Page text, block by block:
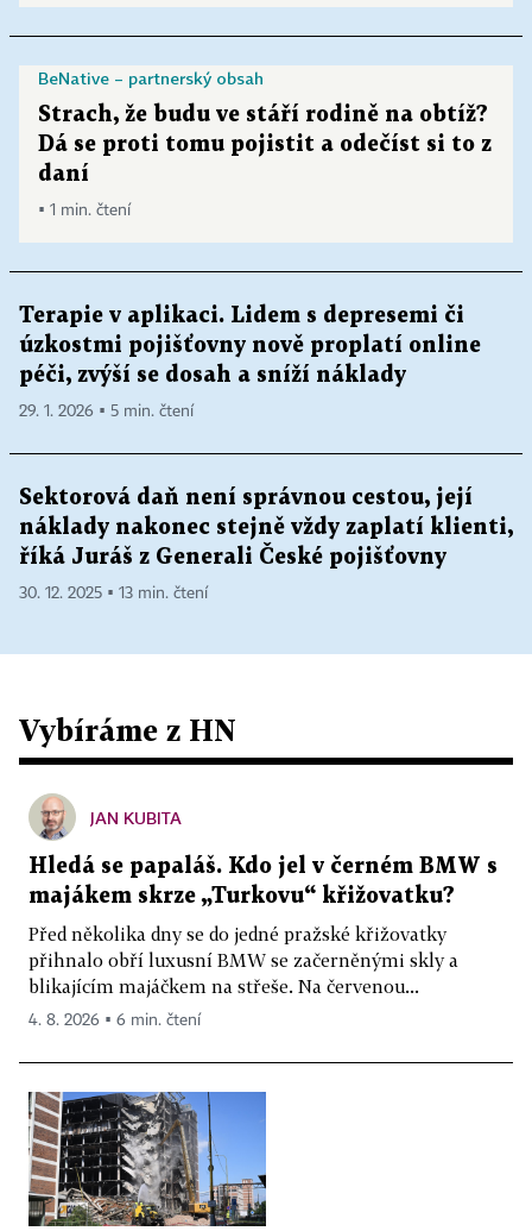
BeNative – partnerský obsah
Strach, že budu ve stáří rodině na obtíž?
Dá se proti tomu pojistit a odečíst si to z
daní
▪ 1 min. čtení
Terapie v aplikaci. Lidem s depresemi či
úzkostmi pojišťovny nově proplatí online
péči, zvýší se dosah a sníží náklady
29. 1. 2026 ▪ 5 min. čtení
Sektorová daň není správnou cestou, její
náklady nakonec stejně vždy zaplatí klienti,
říká Juráš z Generali České pojišťovny
30. 12. 2025 ▪ 13 min. čtení
Vybíráme z HN
JAN KUBITA
Hledá se papaláš. Kdo jel v černém BMW s
majákem skrze „Turkovu“ křižovatku?
Před několika dny se do jedné pražské křižovatky
přihnalo obří luxusní BMW se začerněnými skly a
blikajícím majáčkem na střeše. Na červenou...
4. 8. 2026 ▪ 6 min. čtení